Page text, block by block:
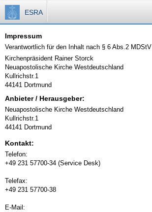
ESRA
Impressum
Verantwortlich für den Inhalt nach § 6 Abs.2 MDStV
Kirchenpräsident Rainer Storck
Neuapostolische Kirche Westdeutschland
Kullrichstr.1
44141 Dortmund
Anbieter / Herausgeber:
Neuapostolische Kirche Westdeutschland
Kullrichstr.1
44141 Dortmund
Kontakt:
Telefon:
+49 231 57700-34 (Service Desk)
Telefax:
+49 231 57700-38
E-Mail: